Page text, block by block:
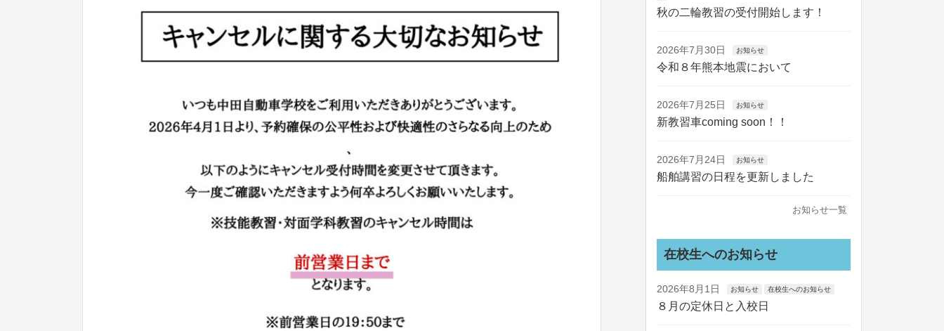
秋の二輪教習の受付開始します！
2026年7月30日 お知らせ
令和８年熊本地震において
2026年7月25日 お知らせ
新教習車coming soon！！
2026年7月24日 お知らせ
船舶講習の日程を更新しました
お知らせ一覧
在校生へのお知らせ
2026年8月1日 お知らせ 在校生へのお知らせ
８月の定休日と入校日